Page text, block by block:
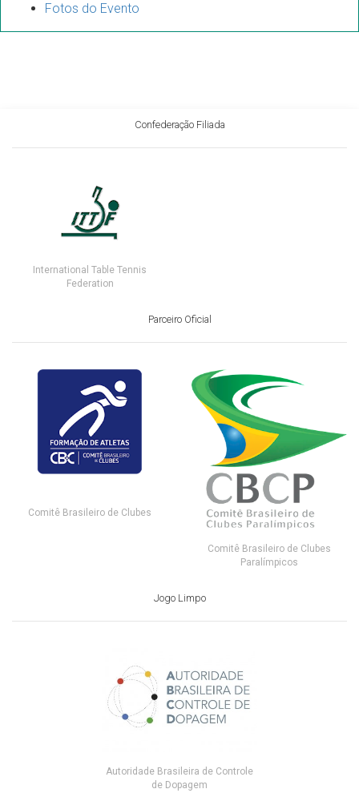
Fotos do Evento
Confederação Filiada
International Table Tennis
Federation
Parceiro Oficial
Comitê Brasileiro de Clubes
Comitê Brasileiro de Clubes
Paralímpicos
Jogo Limpo
Autoridade Brasileira de Controle
de Dopagem